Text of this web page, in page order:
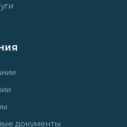
документы